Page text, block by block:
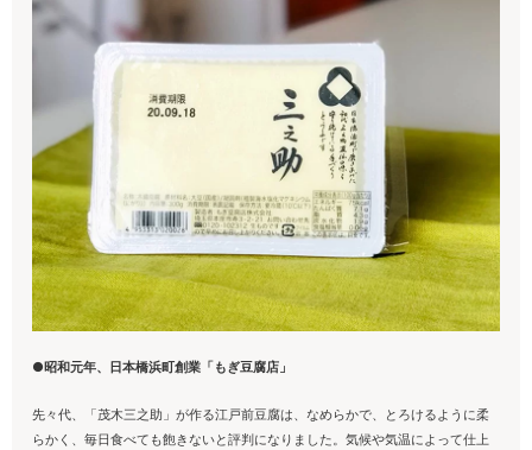
●昭和元年、日本橋浜町創業「もぎ豆腐店」
先々代、「茂木三之助」が作る江戸前豆腐は、なめらかで、とろけるように柔
らかく、毎日食べても飽きないと評判になりました。気候や気温によって仕上